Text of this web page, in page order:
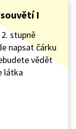
I
stupně
napsat čárku
vědět
látka